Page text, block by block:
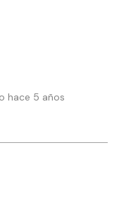
hace 5 años